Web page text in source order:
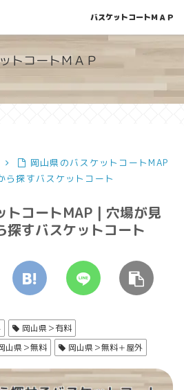
場が見つかるバスケットコート情報
トコートＭＡＰ
岡山県のバスケットコートMAP
探すバスケットコート
トコートMAP | 穴場が見
探すバスケットコート
岡山県＞有料
山県＞無料 岡山県＞無料＋屋外
バスケットコートＭＡＰ